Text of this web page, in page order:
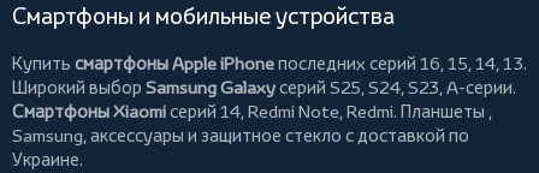
Смартфоны и мобильные устройства
Купить смартфоны Apple iPhoneпоследних серий 16, 15, 14, 13.
Широкий выбор Samsung Galaxyсерий S25, S24, S23, A-серии.
Смартфоны Xiaomiсерий 14, Redmi Note, Redmi. Планшеты ,
Samsung, аксессуары и защитное стекло с доставкой по
Украине.